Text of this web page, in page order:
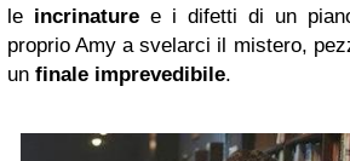
le incrinature e i difetti di un
proprio Amy a svelarci il mistero,
un finale imprevedibile.